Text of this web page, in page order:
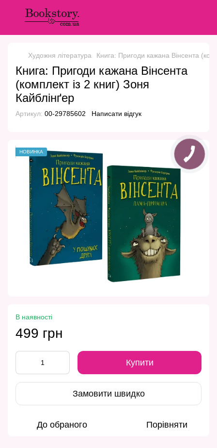
Художня література Книга: Пригоди кажана Вінсента
Книга: Пригоди кажана Вінсента
(комплект із 2 книг) Зоня
Кайблінґер
Артикул: 00-29785602 Написати відгук
НОВИНКА
В наявності
499 грн
Купити
Замовити швидко
До обраного Порівняти